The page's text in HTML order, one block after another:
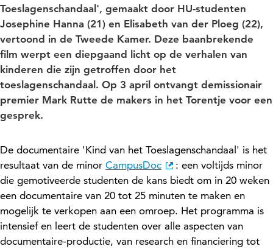
Toeslagenschandaal', gemaakt door HU-studenten
Josephine Hanna (21) en Elisabeth van der Ploeg (22),
vertoond in de Tweede Kamer. Deze baanbrekende
film werpt een diepgaand licht op de verhalen van
kinderen die zijn getroffen door het
toeslagenschandaal. Op 3 april ontvangt demissionair
premier Mark Rutte de makers in het Torentje voor een
gesprek.
De documentaire 'Kind van het Toeslagenschandaal' is het
resultaat van de minor CampusDoc
: een voltijds minor
die gemotiveerde studenten de kans biedt om in 20 weken
een documentaire van 20 tot 25 minuten te maken en
mogelijk te verkopen aan een omroep. Het programma is
intensief en leert de studenten over alle aspecten van
documentaire-productie, van research en financiering tot